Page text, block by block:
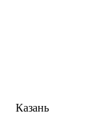
Казань